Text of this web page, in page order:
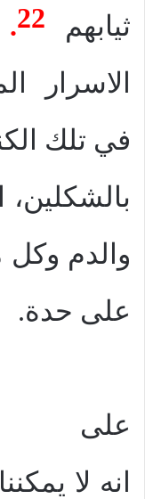
ثيابهم 22
.
الاسرار
في تلك
بالشكلين،
والدم
على حدة.
على
انه لا